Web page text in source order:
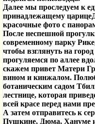
Далее мы проследуем к
принадлежащему
красочные фото с
После неспешной
современному парку
чтобы взглянуть на
прогуляемся по аллее
скажем привет Матери
вином и кинжалом.
ботаническим садом
лестнице, которая
всей красе перед нами
А затем отправитесь к
Пушкине, Дюма, Хануме